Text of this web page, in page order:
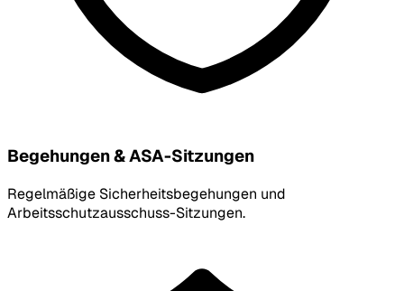
Begehungen & ASA-Sitzungen
Regelmäßige Sicherheitsbegehungen und
Arbeitsschutzausschuss-Sitzungen.